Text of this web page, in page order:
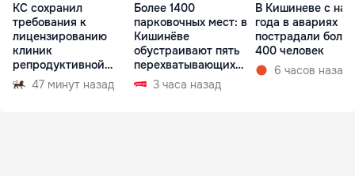
КС сохранил
требования к
лицензированию
клиник
репродуктивной
медицины
47 минут назад
Более 1400
парковочных мест: в
Кишинёве
обустраивают пять
перехватывающих
парковок
3 часа назад
В Кишиневе с
года в авариях
пострадали более
400 человек
6 часов назад